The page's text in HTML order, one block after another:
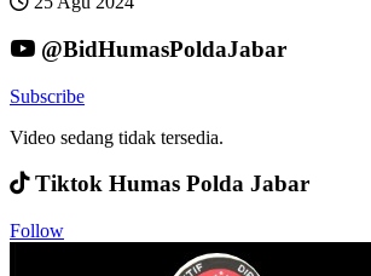
@BidHumasPoldaJabar
Subscribe
Video sedang tidak tersedia.
Tiktok Humas Polda Jabar
Follow